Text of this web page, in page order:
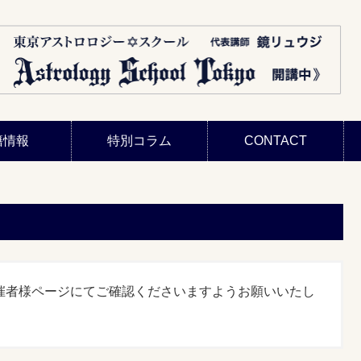
報 特別コラム CONTACT
様ページにてご確認くださいますようお願いいたし